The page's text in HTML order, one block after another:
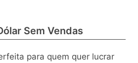
Sem Vendas
para quem quer lucrar